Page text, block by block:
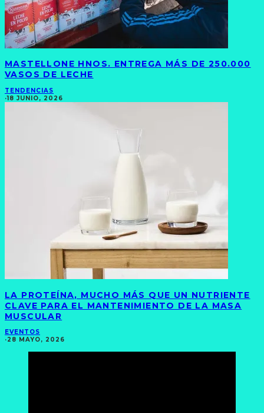
MASTELLONE HNOS. ENTREGA MÁS DE 250.000
VASOS DE LECHE
TENDENCIAS
·18 JUNIO, 2026
LA PROTEÍNA, MUCHO MÁS QUE UN NUTRIENTE
CLAVE PARA EL MANTENIMIENTO DE LA MASA
MUSCULAR
EVENTOS
·28 MAYO, 2026